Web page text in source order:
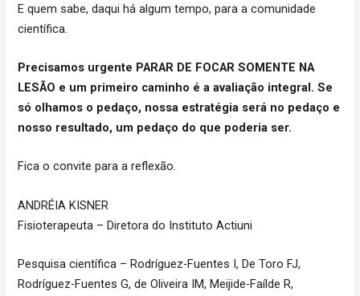
E quem sabe, daqui há algum tempo, para a comunidade
científica.
Precisamos urgente PARAR DE FOCAR SOMENTE NA
LESÃO e um primeiro caminho é a avaliação integral. Se
só olhamos o pedaço, nossa estratégia será no pedaço e
nosso resultado, um pedaço do que poderia ser.
Fica o convite para a reflexão.
ANDRÉIA KISNER
Fisioterapeuta – Diretora do Instituto Actiuni
Pesquisa científica – Rodríguez-Fuentes I, De Toro FJ,
Rodríguez-Fuentes G, de Oliveira IM, Meijide-Faílde R,